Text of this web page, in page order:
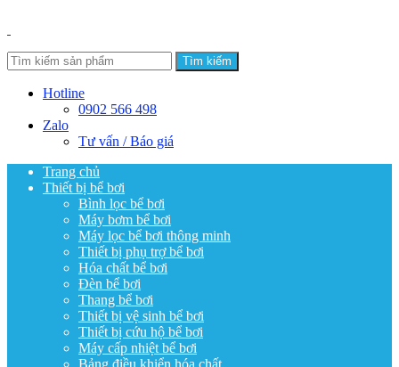
Tìm kiếm
Hotline
0902 566 498
Zalo
Tư vấn / Báo giá
Trang chủ
Thiết bị bể bơi
Bình lọc bể bơi
Máy bơm bể bơi
Máy lọc bể bơi thông minh
Thiết bị phụ trợ bể bơi
Hóa chất bể bơi
Đèn bể bơi
Thang bể bơi
Thiết bị vệ sinh bể bơi
Thiết bị cứu hộ bể bơi
Máy cấp nhiệt bể bơi
Bảng điều khiển hóa chất